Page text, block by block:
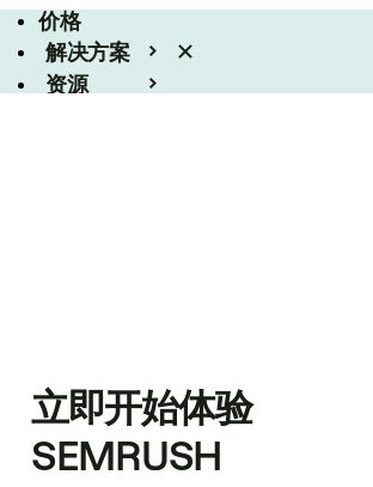
价格
解决方案
资源
立即开始体验
SEMRUSH